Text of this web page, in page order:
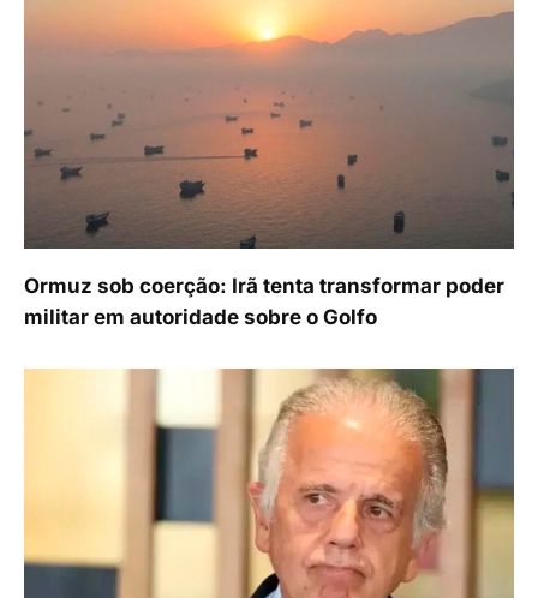
Ormuz sob coerção: Irã tenta transformar poder
militar em autoridade sobre o Golfo